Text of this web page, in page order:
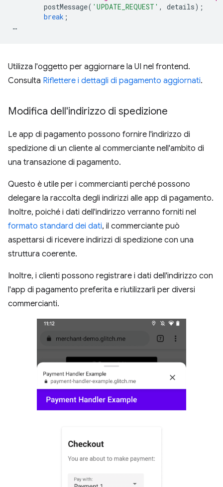
postMessage( 'UPDATE_REQUEST' , details);
break ;
…
Utilizza l'oggetto per aggiornare la UI nel frontend.
Consulta Riflettere i dettagli di pagamento aggiornati.
Modifica dell'indirizzo di spedizione
Le app di pagamento possono fornire l'indirizzo di
spedizione di un cliente al commerciante nell'ambito di
una transazione di pagamento.
Questo è utile per i commercianti perché possono
delegare la raccolta degli indirizzi alle app di pagamento.
Inoltre, poiché i dati dell'indirizzo verranno forniti nel
formato standard dei dati, il commerciante può
aspettarsi di ricevere indirizzi di spedizione con una
struttura coerente.
Inoltre, i clienti possono registrare i dati dell'indirizzo con
l'app di pagamento preferita e riutilizzarli per diversi
commercianti.